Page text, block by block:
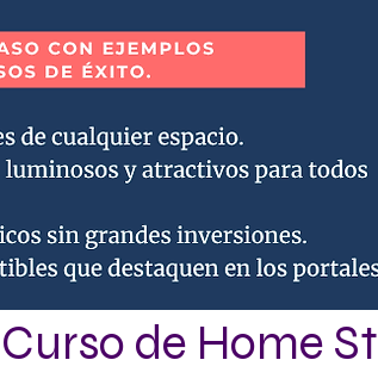
Curso de Home